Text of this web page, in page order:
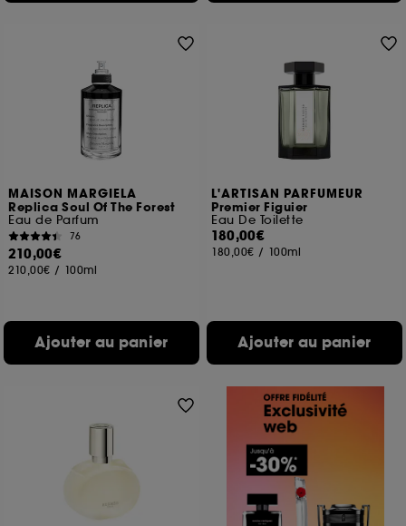
MAISON MARGIELA
Replica Soul Of The Forest
Eau de Parfum
76
210,00€
210,00€ / 100ml
Ajouter au panier
L'ARTISAN PARFUMEUR
Premier Figuier
Eau De Toilette
180,00€
180,00€ / 100ml
Ajouter au panier